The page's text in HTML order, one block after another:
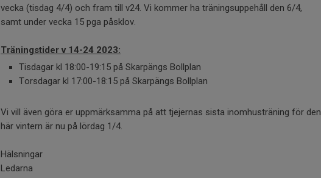
vecka (tisdag 4/4) och fram till v24. Vi kommer ha träningsuppehåll den 6/4,
samt under vecka 15 pga påsklov.
Träningstider v 14-24 2023:
Tisdagar kl 18:00-19:15 på Skarpängs Bollplan
Torsdagar kl 17:00-18:15 på Skarpängs Bollplan
Vi vill även göra er uppmärksamma på att tjejernas sista inomhusträning för den
här vintern är nu på lördag 1/4.
Hälsningar
Ledarna